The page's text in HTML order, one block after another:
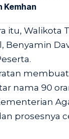
Kemhan
itu, Walikota
Benyamin
nama 90
prosesnya